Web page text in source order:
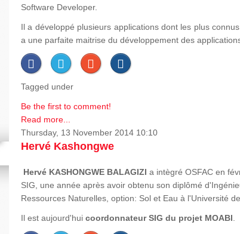
Software Developer.
Il a développé plusieurs applications dont les plus
a une parfaite maitrise du développement des
Tagged under
Be the first to comment!
Read more...
Thursday, 13 November 2014 10:10
Hervé Kashongwe
Hervé KASHONGWE BALAGIZI a intègré OSFAC en
SIG, une année après avoir obtenu son diplômé
Ressources Naturelles, option: Sol et Eau à l'Université
Il est aujourd'hui coordonnateur SIG du projet MOABI